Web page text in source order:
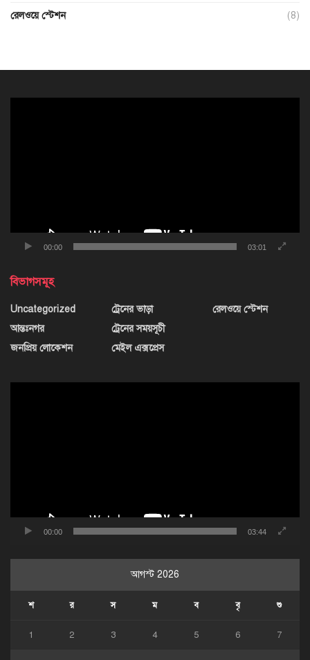
রেলওয়ে স্টেশন (8)
00:00 03:01
বিভাগসমূহ
Uncategorized
আন্তঃনগর
জনপ্রিয় লোকেশন
ট্রেনের ভাড়া
ট্রেনের সময়সূচী
মেইল এক্সপ্রেস
রেলওয়ে স্টেশন
00:00 03:44
আগস্ট 2026
শ র স ম ব বৃ শু
1 2 3 4 5 6 7